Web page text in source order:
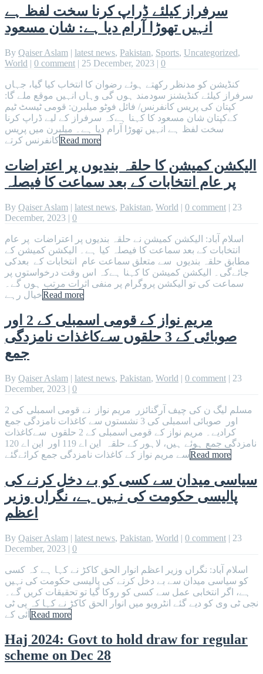
سرفراز کیلئے ڈراپ کرنا سخت لفظ ہے
انہیں تھوڑا آرام دیا ہے: شان مسعود
By Qaiser Aslam | latest news, Pakistan, Sports, Uncategorized,
World | 0 comment | 25 December, 2023 | 0
کنڈیشن کو مدنظر رکھتے ہوئے رضوان کا انتخاب کیا گیا، جہاں
سرفراز کیلئے کنڈیشنز سودمند ہوں گی وہاں انہیں موقع ملے گا:
کپتان کی پریس کانفرنس/ فائل فوٹو میلبرن: قومی ٹیسٹ ٹیم
کےکپتان شان مسعود کا کہنا ہےکہ سرفراز کے لیے ڈراپ کرنا
سخت لفظ ہے انہیں تھوڑا آرام دیا ہے۔ میلبرن میں پریس
کانفرنس کرتےRead more
الیکشن کمیشن کا حلقہ بندیوں پر اعتراضات
پر عام انتخابات کے بعد سماعت کا فیصلہ
By Qaiser Aslam | latest news, Pakistan, World | 0 comment | 23
December, 2023 | 0
اسلام آباد: الیکشن کمیشن نے حلقہ بندیوں پر اعتراضات پر عام
انتخابات کے بعد سماعت کا فیصلہ کیا ہے۔ الیکشن کمیشن کے
مطابق حلقہ بندیوں سے متعلق سماعت عام انتخابات کے بعدکی
جائےگی۔ الیکشن کمیشن کا کہنا ہےکہ اس وقت درخواستوں پر
سماعت کی تو الیکشن پروگرام پر منفی اثرات مرتب ہوں گے۔
خیال رہےRead more
مریم نواز کے قومی اسمبلی کے 2 اور
صوبائی کے 3 حلقوں سےکاغذات نامزدگی
جمع
By Qaiser Aslam | latest news, Pakistan, World | 0 comment | 23
December, 2023 | 0
مسلم لیگ ن کی چیف آرگنائزر مریم نواز نے قومی اسمبلی کی 2
اور صوبائی اسمبلی کی 3 نشستوں سے کاغذات نامزدگی جمع
کرادیے۔ مریم نواز کے قومی اسمبلی کے 2 حلقوں سےکاغذات
نامزدگی جمع ہوئے ہیں، لاہور کے حلقہ این اے 119 اور این اے 120
سے مریم نواز کے کاغذات نامزدگی جمع کرائےگئےRead more
سیاسی میدان سے کسی کو بے دخل کرنے کی
پالیسی حکومت کی نہیں ہے، نگراں وزیر
اعظم
By Qaiser Aslam | latest news, Pakistan, World | 0 comment | 23
December, 2023 | 0
اسلام آباد: نگراں وزیر اعظم انوار الحق کاکڑ نے کہا ہے کہ کسی
کو سیاسی میدان سے بے دخل کرنے کی پالیسی حکومت کی نہیں
ہے، اگر انتخابی عمل سے کسی کو روکا گیا تو تحقیقات کریں گے۔
نجی ٹی وی کو دیے گئے انٹرویو میں انوار الحق کاکڑ نے کہا کہ پی ٹی
آئی کے Read more
Haj 2024: Govt to hold draw for regular
scheme on Dec 28